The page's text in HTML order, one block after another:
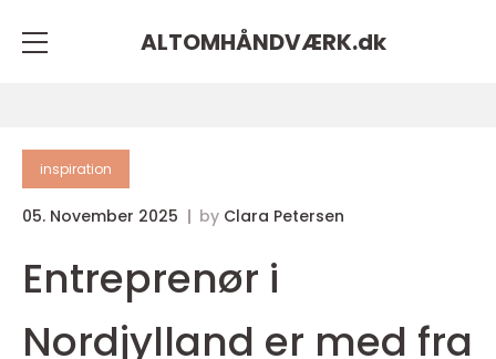
ALTOMHÅNDVÆRK.dk
inspiration
05. November 2025 by Clara Petersen
Entreprenør i
Nordjylland er med fra